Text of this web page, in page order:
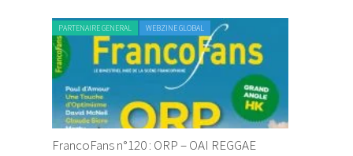
PARTENAIRE GENERAL WEBZINE GLOBAL
FrancoFans n°120 : ORP – OAI REGGAE